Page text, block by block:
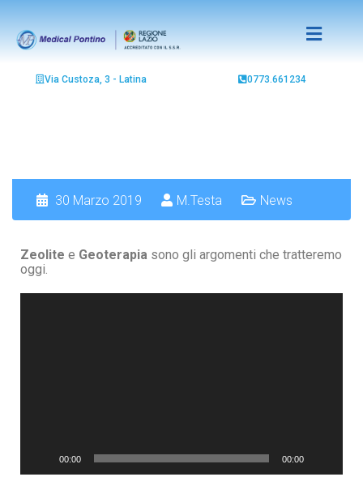
0773.661234
Via Custoza, 3 - Latina
30 Marzo 2019 M.Testa News
Zeolite e Geoterapia sono gli argomenti che tratteremo
oggi.
00:00 00:00